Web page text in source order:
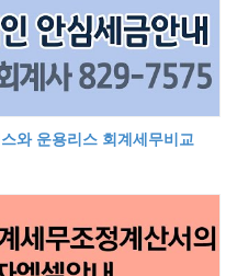
와 운용리스 회계세무비교